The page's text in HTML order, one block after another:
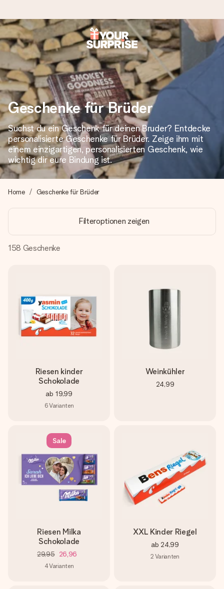
Heute bestellt, in 1 Werktag verschickt
Wir bereiten dein Geschenk sorgfältig vor und schicken es
blitzschnell – damit du es genau zum richtigen Zeitpunkt
überreichen kannst, wenn es am meisten zählt.
4,8 (basierend auf +15.000 Bewertungen)
Unsere Geschenke begeistern. Kunden bewerten uns mit
4,8 bei Google Reviews (Gesamtergebnis aller Länder, in
die wir versenden).
+49 39292 929695
Montag - Freitag : 8:30 - 17:00 Uhr
Samstag - Sonntag : 8:30 - 13:00 Uhr
Geschenke für Brüder
Suchst du ein Geschenk für deinen Bruder? Entdecke
personalisierte Geschenke für Brüder. Zeige ihm mit
einem einzigartigen, personalisierten Geschenk, wie
wichtig dir eure Bindung ist.
Home Geschenke für Brüder
Filteroptionen zeigen
158 Geschenke
Riesen kinder
Schokolade
ab 19,99
6Varianten
Weinkühler
24,99
Sale
Riesen Milka
Schokolade
29,95 26,96
4Varianten
XXL Kinder Riegel
ab 24,99
2 Varianten